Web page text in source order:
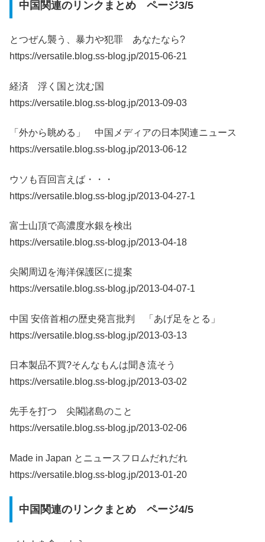
中国関連のリンクまとめ ページ3/5
とつぜん襲う、暴力や犯罪 あなたなら?
https://versatile.blog.ss-blog.jp/2015-06-21
経済 浮く国と沈む国
https://versatile.blog.ss-blog.jp/2013-09-03
「外から眺める」 中国メディアの日本関連ニュース
https://versatile.blog.ss-blog.jp/2013-06-12
ウソも百回言えば・・・
https://versatile.blog.ss-blog.jp/2013-04-27-1
富士山頂で高濃度水銀を検出
https://versatile.blog.ss-blog.jp/2013-04-18
尖閣周辺を海洋保護区に提案
https://versatile.blog.ss-blog.jp/2013-04-07-1
中国 安倍首相の歴史発言批判 「あげ足をとる」
https://versatile.blog.ss-blog.jp/2013-03-13
日本製品不買?そんなもんは聞き流そう
https://versatile.blog.ss-blog.jp/2013-03-02
先手を打つ 尖閣諸島のこと
https://versatile.blog.ss-blog.jp/2013-02-06
Made in Japan とニュースフロムだれだれ
https://versatile.blog.ss-blog.jp/2013-01-20
中国関連のリンクまとめ ページ4/5